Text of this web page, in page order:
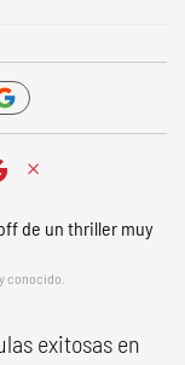
conocido.
exitosas en